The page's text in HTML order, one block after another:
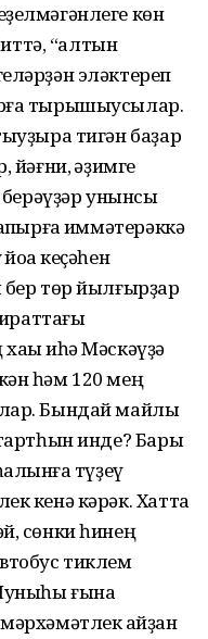
көн
“алтын
эләктереп
тырышыусылар.
тигән баҙар
ҡәҙимге
берәүҙәр унынсы
ҡиммәтерәккә
кеҫәһен
бер төр йылғырҙар
иһә Мәскәүҙә
һәм 120 мең
Бындай майлы
инде? Бары
түҙеү
кенә кәрәк. Хатта
сөнки һинең
тиклем
ғына
ҡайҙан